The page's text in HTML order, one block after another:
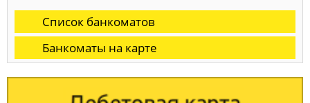
Список банкоматов
Банкоматы на карте